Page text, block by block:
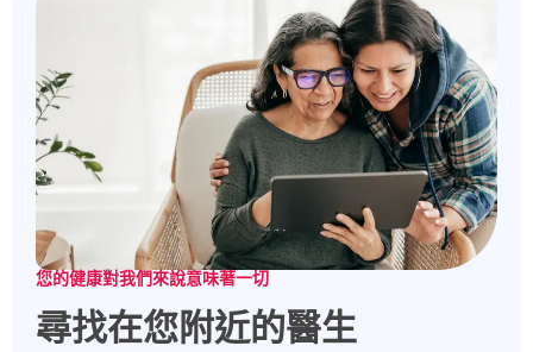
您的健康對我們來說意味著一切
尋找在您附近的醫生